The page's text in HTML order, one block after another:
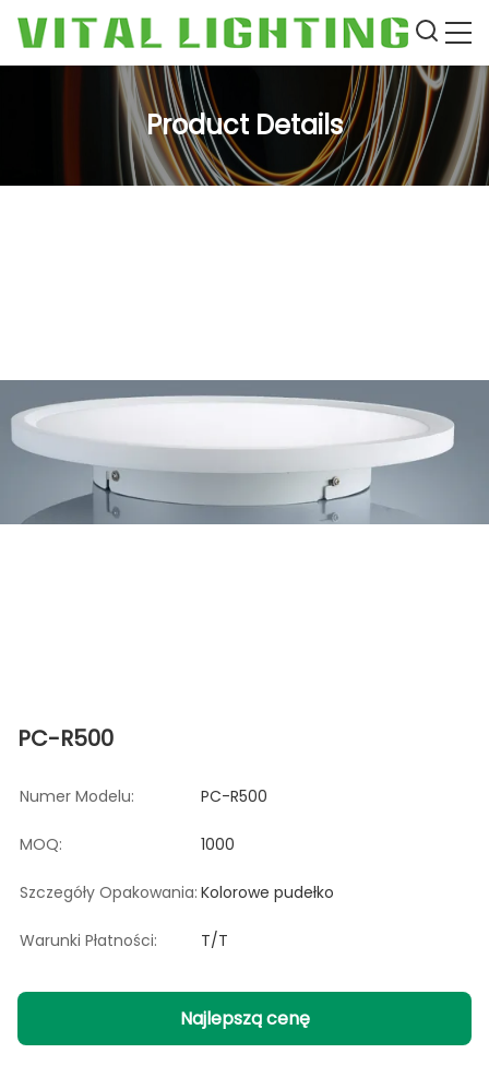
Product Details
PC-R500
Numer Modelu: PC-R500
MOQ: 1000
Szczegóły Opakowania: Kolorowe pudełko
Warunki Płatności: T/T
Najlepszą cenę